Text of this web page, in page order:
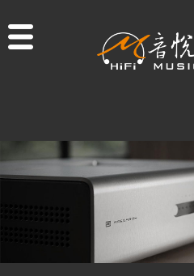
商品一覽
二手專區
視聽專欄